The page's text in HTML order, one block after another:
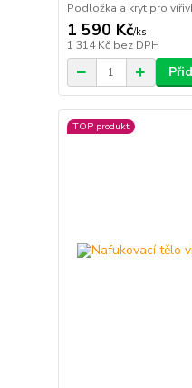
Podložka a kryt pro
1 590 Kč/ks
1 314 Kč bez DPH
TOP produkt